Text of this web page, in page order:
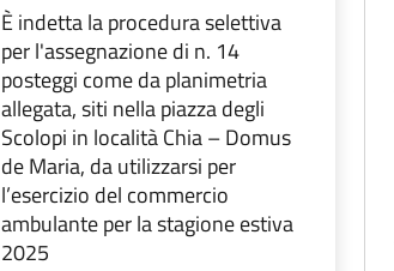
È indetta la procedura selettiva
per l'assegnazione di n. 14
posteggi come da planimetria
allegata, siti nella piazza degli
Scolopi in località Chia – Domus
de Maria, da utilizzarsi per
l’esercizio del commercio
ambulante per la stagione estiva
2025